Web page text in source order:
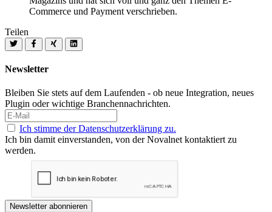
Commerce und Payment verschrieben.
Teilen
Newsletter
Bleiben Sie stets auf dem Laufenden - ob neue Integration, neues
Plugin oder wichtige Branchennachrichten.
Ich stimme der Datenschutzerklärung zu.
Ich bin damit einverstanden, von der Novalnet kontaktiert zu
werden.
Newsletter abonnieren